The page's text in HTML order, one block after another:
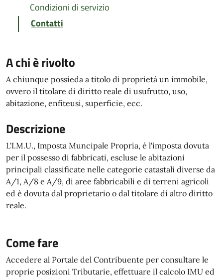
Condizioni di servizio
Contatti
A chi è rivolto
A chiunque possieda a titolo di proprietà un immobile,
ovvero il titolare di diritto reale di usufrutto, uso,
abitazione, enfiteusi, superficie, ecc.
Descrizione
L'I.M.U., Imposta Muncipale Propria, è l'imposta dovuta
per il possesso di fabbricati, escluse le abitazioni
principali classificate nelle categorie catastali diverse da
A/1, A/8 e A/9, di aree fabbricabili e di terreni agricoli
ed è dovuta dal proprietario o dal titolare di altro diritto
reale.
Come fare
Accedere al Portale del Contribuente per consultare le
proprie posizioni Tributarie, effettuare il calcolo IMU ed